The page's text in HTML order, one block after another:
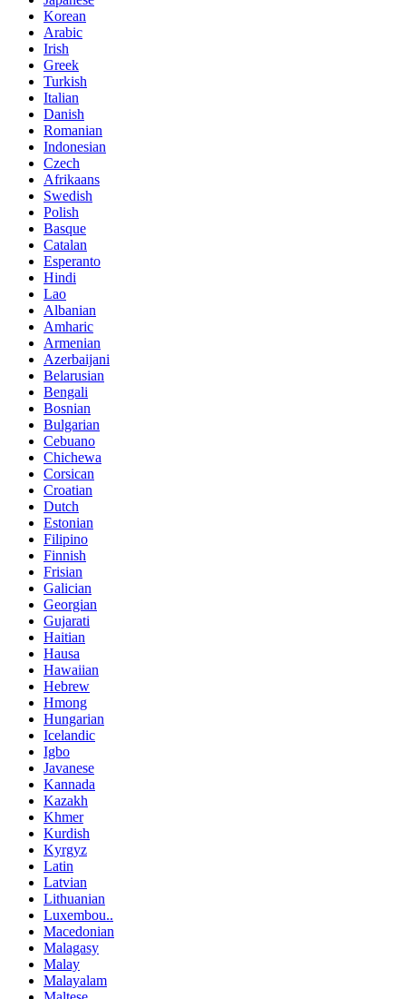
Korean
Arabic
Irish
Greek
Turkish
Italian
Danish
Romanian
Indonesian
Czech
Afrikaans
Swedish
Polish
Basque
Catalan
Esperanto
Hindi
Lao
Albanian
Amharic
Armenian
Azerbaijani
Belarusian
Bengali
Bosnian
Bulgarian
Cebuano
Chichewa
Corsican
Croatian
Dutch
Estonian
Filipino
Finnish
Frisian
Galician
Georgian
Gujarati
Haitian
Hausa
Hawaiian
Hebrew
Hmong
Hungarian
Icelandic
Igbo
Javanese
Kannada
Kazakh
Khmer
Kurdish
Kyrgyz
Latin
Latvian
Lithuanian
Luxembou..
Macedonian
Malagasy
Malay
Malayalam